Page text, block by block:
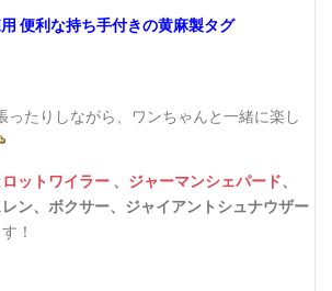
便利な持ち手付きの黄麻製タグ
ったりしながら、ワンちゃんと一緒に楽し
ロットワイラー 、 ジャーマンシェパード、
ン、ボクサー、ジャイアントシュナウザー
！